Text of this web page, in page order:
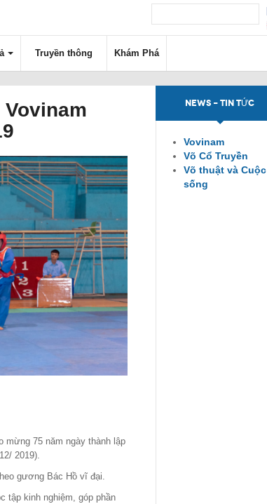
Truyền thông Khám Phá
mừng 75 năm ngày thành lập
2019).
gương Bác Hồ vĩ đại.
tập kinh nghiệm, góp phần
NEWS - TIN TỨC
Vovinam
Võ Cổ Truyền
Võ thuật và Cuộc
sống